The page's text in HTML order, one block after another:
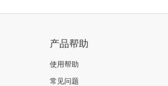
产品帮助
使用帮助
常见问题